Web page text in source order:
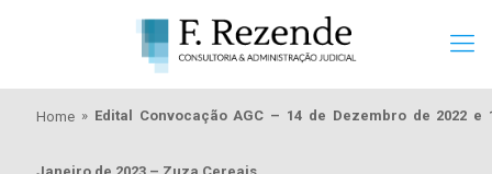
Home » Edital Convocação AGC – 14 de Dezembro de 2022 e